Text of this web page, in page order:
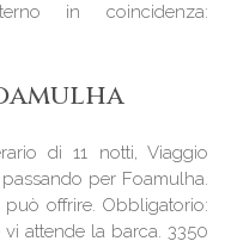
in coincidenza:
di 11 notti, Viaggio
per Foamulha.
può offrire. Obbligatorio:
attende la barca. 3350